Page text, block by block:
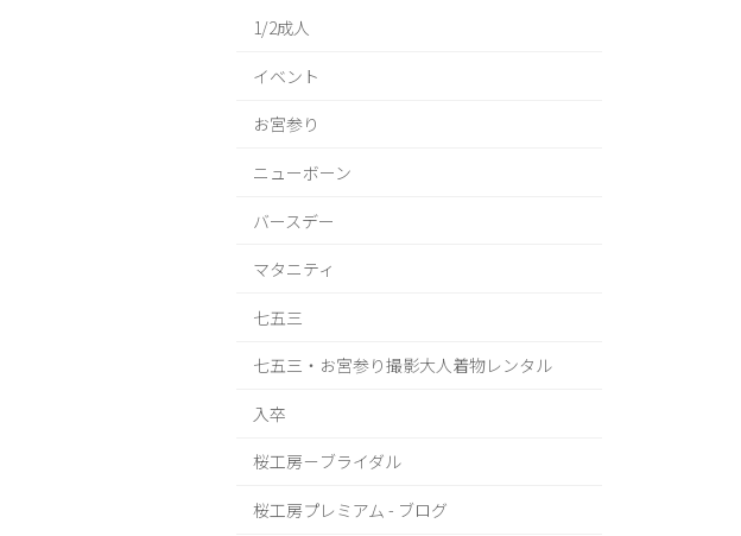
1/2成人
イベント
お宮参り
ニューボーン
バースデー
マタニティ
七五三
七五三・お宮参り撮影大人着物レンタル
入卒
桜工房－ブライダル
桜工房プレミアム - ブログ